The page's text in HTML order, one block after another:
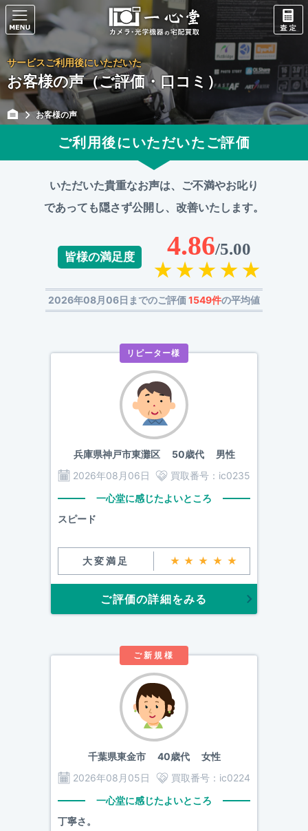
サービスご利用後にいただいた
お客様の声（ご評価・口コミ）
お客様の声
ご利用後にいただいたご評価
いただいた貴重なお声は、ご不満やお叱り
であっても 隠さず公開し、改善いたします。
皆様の満足度 4.86/5.00
2026年08月06日までのご評価1549件の平均値
リピーター様
兵庫県神戸市東灘区50歳代 男性
2026年08月06日
買取番号： ic0235
一心堂に感じたよいところ
スピード
大変満足 ★★★★★
ご評価の詳細をみる
ご新規様
千葉県東金市40歳代 女性
2026年08月05日
買取番号： ic0224
一心堂に感じたよいところ
丁寧さ。